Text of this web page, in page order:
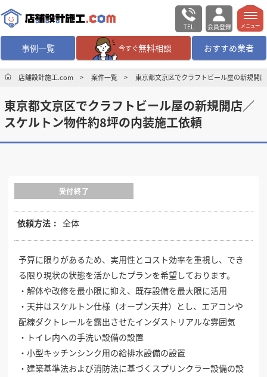
TEL 会員登録
事例一覧 今すぐ無料相談 おすすめ業者
無料相談 ログイン／会員登録
デザイン設計・施工業者を探す
店舗・商業施設の施工事例を探す
店舗設計施工.comとは
掲載希望のデザイン設計・施工会社様へ
店舗開業・改装をご検討中の方へ
メニュー
店舗設計施工.com 案件一覧 東京都文京区でクラフトビール屋の新規開
東京都文京区でクラフトビール屋の新規開店／
スケルトン物件約8坪の内装施工依頼
受付終了
依頼方法 全体
予算に限りがあるため、実用性とコスト効率を重視し、でき
る限り現状の状態を活かしたプランを希望しております。
・解体や改修を最小限に抑え、既存設備を最大限に活用
・天井はスケルトン仕様（オープン天井）とし、エアコンや
配線ダクトレールを露出させたインダストリアルな雰囲気
・トイレ内への手洗い設備の設置
・小型キッチンシンク用の給排水設備の設置
・建築基準法および消防法に基づくスプリンクラー設備の設